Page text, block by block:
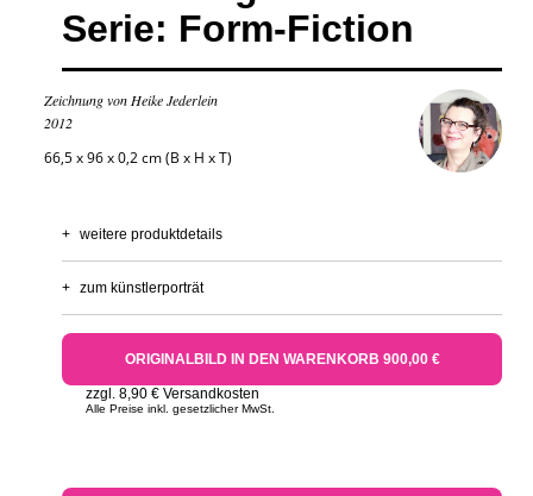
Serie: Form-Fiction
Zeichnung von Heike Jederlein
2012
66,5 x 96 x 0,2 cm (B x H x T)
+ weitere produktdetails
+ zum künstlerporträt
ORIGINALBILD IN DEN WARENKORB 900,00 €
zzgl. 8,90 € Versandkosten
Alle Preise inkl. gesetzlicher MwSt.